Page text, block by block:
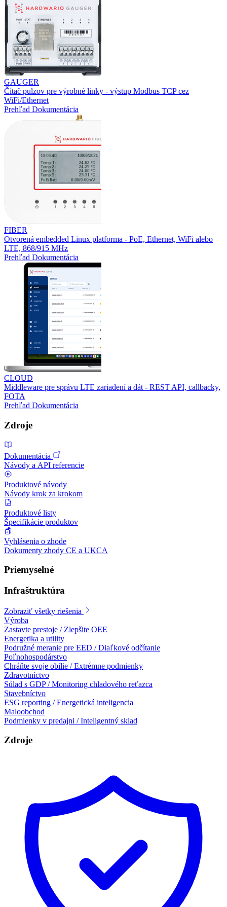
GAUGER
Čítač pulzov pre výrobné linky - výstup Modbus TCP cez
WiFi/Ethernet
Prehľad Dokumentácia
FIBER
Otvorená embedded Linux platforma - PoE, Ethernet, WiFi alebo
LTE, 868/915 MHz
Prehľad Dokumentácia
CLOUD
Middleware pre správu LTE zariadení a dát - REST API, callbacky,
FOTA
Prehľad Dokumentácia
Zdroje
Dokumentácia
Návody a API referencie
Produktové návody
Návody krok za krokom
Produktové listy
Špecifikácie produktov
Vyhlásenia o zhode
Dokumenty zhody CE a UKCA
Priemyselné
Infraštruktúra
Zobraziť všetky riešenia
Výroba
Zastavte prestoje / Zlepšite OEE
Energetika a utility
Podružné meranie pre EED / Diaľkové odčítanie
Poľnohospodárstvo
Chráňte svoje obilie / Extrémne podmienky
Zdravotníctvo
Súlad s GDP / Monitoring chladového reťazca
Stavebníctvo
ESG reporting / Energetická inteligencia
Maloobchod
Podmienky v predajni / Inteligentný sklad
Zdroje